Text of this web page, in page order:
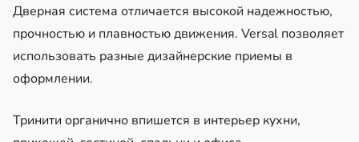
Дверная система отличается высокой надежностью,
прочностью и плавностью движения. Versal позволяет
использовать разные дизайнерские приемы в
оформлении.
Тринити органично впишется в интерьер кухни,